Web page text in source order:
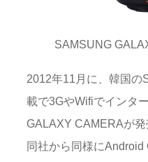
SAMSUNG
2012年11月に、韓国の
載で3GやWifiでインタ
GALAXY CAMERAが
同社から同様に